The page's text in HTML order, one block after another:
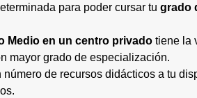
para poder cursar tu grado
Medio en un centro privado tiene la
mayor grado de especialización.
de recursos didácticos a tu